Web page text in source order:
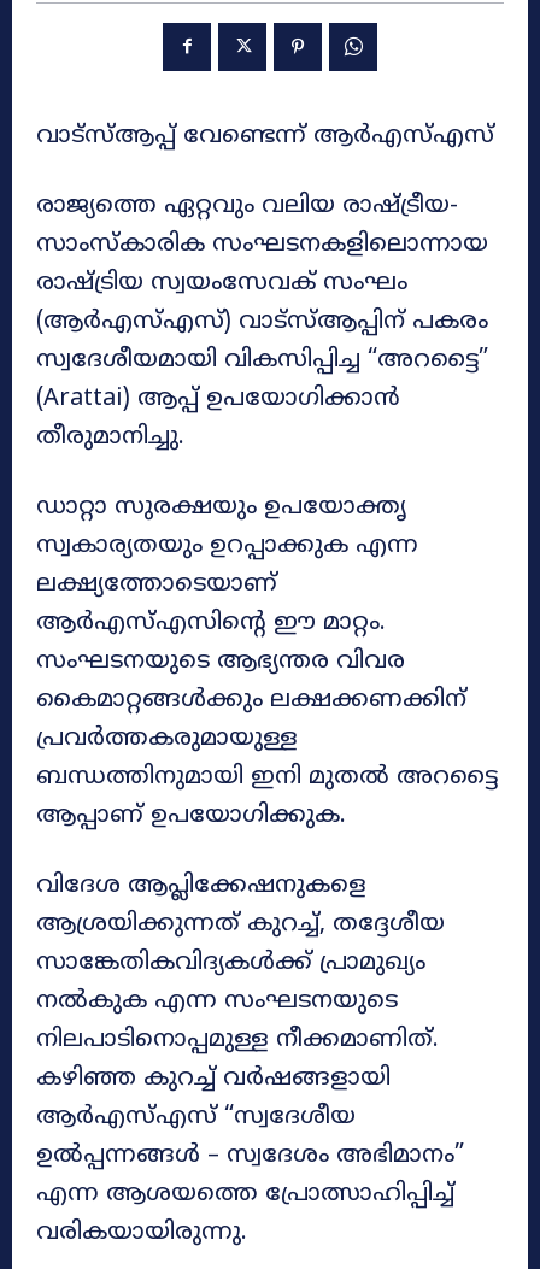
വാട്‌സ്ആപ്പ് വേണ്ടെന്ന് ആർഎസ്എസ്
രാജ്യത്തെ ഏറ്റവും വലിയ രാഷ്ട്രീയ-
സാംസ്കാരിക സംഘടനകളിലൊന്നായ
രാഷ്ട്രിയ സ്വയംസേവക് സംഘം
(ആർഎസ്എസ്) വാട്‌സ്ആപ്പിന് പകരം
സ്വദേശീയമായി വികസിപ്പിച്ച “അറട്ടൈ”
(Arattai) ആപ്പ് ഉപയോഗിക്കാൻ
തീരുമാനിച്ചു.
ഡാറ്റാ സുരക്ഷയും ഉപയോക്തൃ
സ്വകാര്യതയും ഉറപ്പാക്കുക എന്ന
ലക്ഷ്യത്തോടെയാണ്
ആർഎസ്എസിന്റെ ഈ മാറ്റം.
സംഘടനയുടെ ആഭ്യന്തര വിവര
കൈമാറ്റങ്ങൾക്കും ലക്ഷക്കണക്കിന്
പ്രവർത്തകരുമായുള്ള
ബന്ധത്തിനുമായി ഇനി മുതൽ അറട്ടൈ
ആപ്പാണ് ഉപയോഗിക്കുക.
വിദേശ ആപ്ലിക്കേഷനുകളെ
ആശ്രയിക്കുന്നത് കുറച്ച്, തദ്ദേശീയ
സാങ്കേതികവിദ്യകൾക്ക് പ്രാമുഖ്യം
നൽകുക എന്ന സംഘടനയുടെ
നിലപാടിനൊപ്പമുള്ള നീക്കമാണിത്.
കഴിഞ്ഞ കുറച്ച് വർഷങ്ങളായി
ആർഎസ്എസ് “സ്വദേശീയ
ഉൽപ്പന്നങ്ങൾ – സ്വദേശം അഭിമാനം”
എന്ന ആശയത്തെ പ്രോത്സാഹിപ്പിച്ച്
വരികയായിരുന്നു.